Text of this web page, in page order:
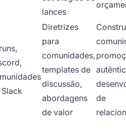
lances
Diretrizes
para
comunidades,
templates de
discussão,
abordagens
de valor
de